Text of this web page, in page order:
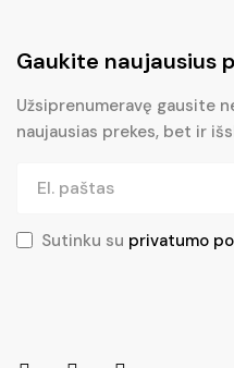
Gaukite naujausius
Užsiprenumeravę gausite
naujausias prekes, bet ir
Sutinku su privatumo